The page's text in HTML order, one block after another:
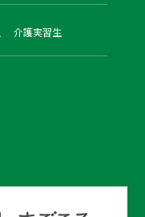
介護実習生